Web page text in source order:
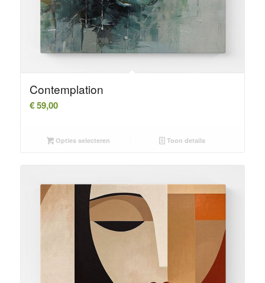
Contemplation
€59,00
Opties selecteren Toon details